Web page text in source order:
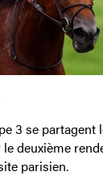
3 se partagent
deuxième
parisien.